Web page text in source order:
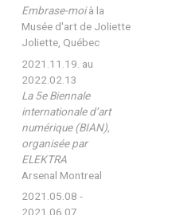
Embrase-moià la
Musée d'art de Joliette
Joliette, Québec
2021.11.19. au
2022.02.13
La 5e Biennale
internationale d’art
numérique (BIAN),
organisée par
ELEKTRA
Arsenal Montreal
2021.05.08 -
2021.06.07